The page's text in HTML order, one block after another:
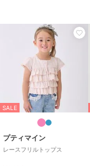
SALE
プティマイン
レースフリルトップス